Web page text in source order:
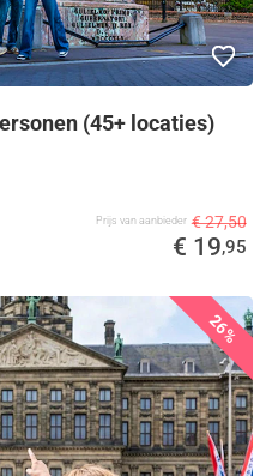
(45+ locaties)
Prijs van aanbieder € 27,50
€ 19,95
26%